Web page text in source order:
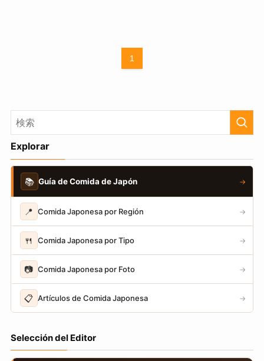
1
Explorar
📚 Guía de Comida de Japón →
📍 Comida Japonesa por Región →
🍴 Comida Japonesa por Tipo →
📷 Comida Japonesa por Foto →
📋 Artículos de Comida Japonesa →
Selección del Editor